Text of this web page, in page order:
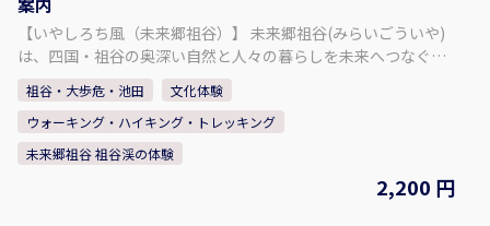
好市西祖谷山村重末555 ◇SNS Instagram：
@miraigoiya.official
【いやしろち風（未来郷祖谷）】 未来郷祖谷(みらいごういや)
は、四国・祖谷の奥深い自然と人々の暮らしを未来へつなぐ
「物語の語り部」です。ここで過ごす時間は、観光地を巡る旅
ではなく、「忘れていた自分に出会う旅」です。静寂の中で心
をほどき、自然と共に生きる豊かさを思い出す──。未来郷祖
谷は、祖谷の自然と文化を「未来への贈り物」として伝える場
であり、同時に訪れる人の人生に新しい気づきを灯す存在であ
祖谷・大歩危・池田
文化体験
ウォーキング・ハイキング・トレッキング
未来郷祖谷 祖谷渓の体験
2,200 円